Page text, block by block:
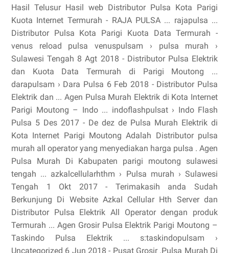
Hasil Telusur Hasil web Distributor Pulsa Kota Parigi
Kuota Internet Termurah - RAJA PULSA ... rajapulsa ...
Distributor Pulsa Kota Parigi Kuota Data Termurah -
venus reload pulsa venuspulsam › pulsa murah ›
Sulawesi Tengah 8 Agt 2018 - Distributor Pulsa Elektrik
dan Kuota Data Termurah di Parigi Moutong ...
darapulsam › Dara Pulsa 6 Feb 2018 - Distributor Pulsa
Elektrik dan ... Agen Pulsa Murah Elektrik di Kota Internet
Parigi Moutong – Indo ... indoflashpulsat › Indo Flash
Pulsa 5 Des 2017 - De dez de Pulsa Murah Elektrik di
Kota Internet Parigi Moutong Adalah Distributor pulsa
murah all operator yang menyediakan harga pulsa . Agen
Pulsa Murah Di Kabupaten parigi moutong sulawesi
tengah ... azkalcellularhthm › Pulsa murah › Sulawesi
Tengah 1 Okt 2017 - Terimakasih anda Sudah
Berkunjung Di Website Azkal Cellular Hth Server dan
Distributor Pulsa Elektrik All Operator dengan produk
Termurah ... Agen Grosir Pulsa Elektrik Parigi Moutong –
Taskindo Pulsa Elektrik ... s:taskindopulsam ›
Uncategorized 6 Jun 2018 - Pusat Grosir .Pulsa Murah Di